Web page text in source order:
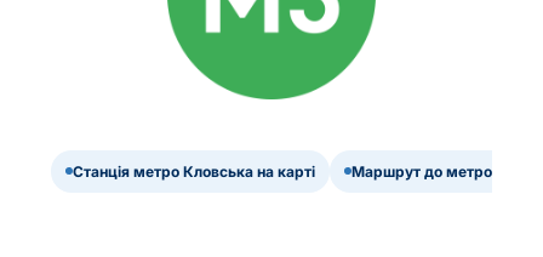
Станція метро Кловська на карті Маршрут до метро